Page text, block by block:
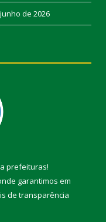
de 2026
prefeituras!
garantimos em
de transparência